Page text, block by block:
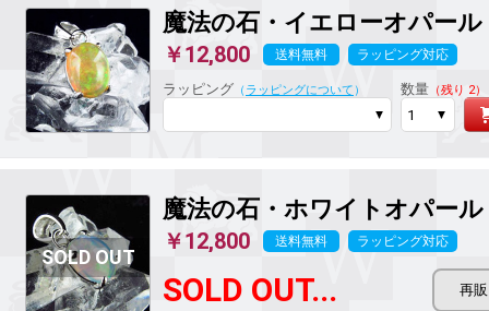
魔法の石 ・イエローオパール
￥12,800 送料無料 ラッピング対応
ラッピング （ ラッピングについて ） 数量（残り 2）
魔法の石 ・ホワイトオパール
￥12,800 送料無料 ラッピング対応
SOLD OUT...